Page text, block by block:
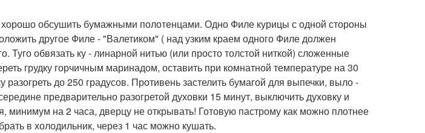
хорошо обсушить бумажными полотенцами. Одно Филе курицы с одной стороны
другое Филе - "Валетиком" ( над узким краем одного Филе должен
Туго обвязать ку - линарной нитью (или просто толстой ниткой) сложенные
грудку горчичным маринадом, оставить при комнатной температуре на 30
разогреть до 250 градусов. Противень застелить бумагой для выпечки, выло -
предварительно разогретой духовки 15 минут, выключить духовку и
минимум на 2 часа, дверцу не открывать! Готовую пастрому как можно плотнее
в холодильник, через 1 час можно кушать.